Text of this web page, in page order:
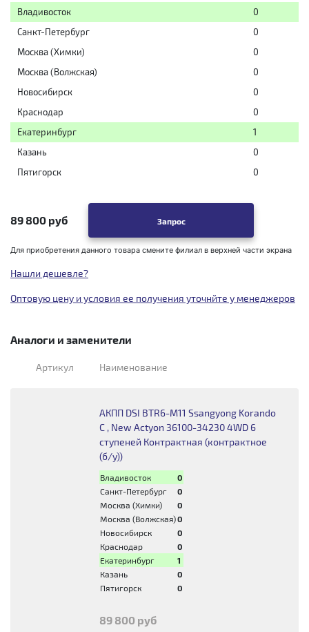
Владивосток
0
Санкт-Петербург
0
Москва (Химки)
0
Москва (Волжская)
0
Новосибирск
0
Краснодар
0
Екатеринбург
1
Казань
0
Пятигорск
0
89 800 руб Запрос
Для приобретения данного товара смените филиал в верхней части экрана
Нашли дешевле?
Оптовую цену и условия ее получения уточнйте у менеджеров
Аналоги и заменители
Артикул Наименование
АКПП DSI BTR6-M11 Ssangyong Korando
C , New Actyon 36100-34230 4WD 6
ступеней Контрактная (контрактное
(б/у))
Владивосток
0
Санкт-Петербург
0
Москва (Химки)
0
Москва (Волжская)0
Новосибирск
0
Краснодар
0
Екатеринбург
1
Казань
0
Пятигорск
0
89 800 руб